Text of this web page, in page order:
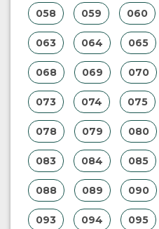
058 059 060
063 064 065
068 069 070
073 074 075
078 079 080
083 084 085
088 089 090
093 094 095